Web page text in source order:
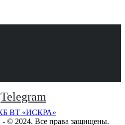
Telegram
- © 2024. Все права защищены.